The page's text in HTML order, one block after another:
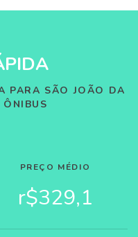
PARA SÃO JOÃO DA
PREÇO MÉDIO
r$329,1